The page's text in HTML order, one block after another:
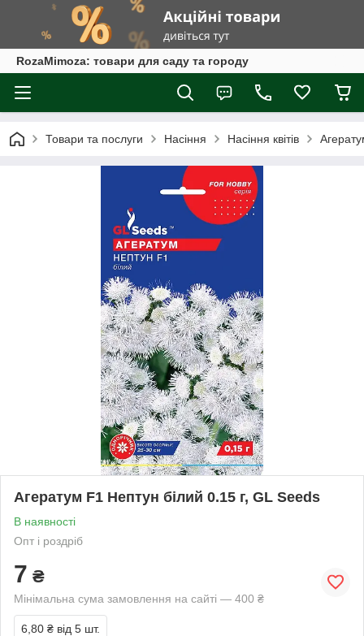
RozaMimoza: товари для саду та городу
Товари та послуги Насіння Насіння квітів
Агератум F1 Нептун білий 0.15 г, GL Seeds
В наявності
Опт і роздріб
7 ₴
Мінімальна сума замовлення на сайті — 400 ₴
6,80 ₴ від 5 шт.